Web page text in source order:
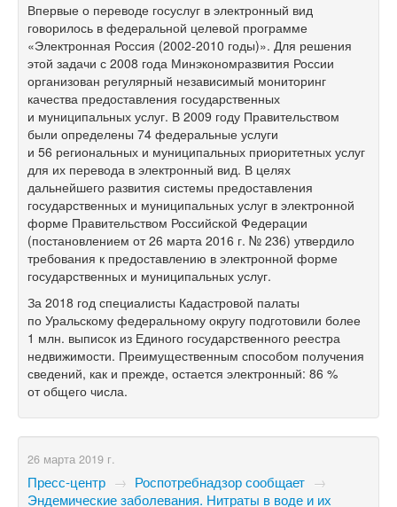
Впервые о переводе госуслуг в электронный вид
говорилось в федеральной целевой программе
«Электронная Россия (2002-2010 годы)». Для решения
этой задачи с 2008 года Минэкономразвития России
организован регулярный независимый мониторинг
качества предоставления государственных
и муниципальных услуг. В 2009 году Правительством
были определены 74 федеральные услуги
и 56 региональных и муниципальных приоритетных услуг
для их перевода в электронный вид. В целях
дальнейшего развития системы предоставления
государственных и муниципальных услуг в электронной
форме Правительством Российской Федерации
(постановлением от 26 марта 2016 г. № 236) утвердило
требования к предоставлению в электронной форме
государственных и муниципальных услуг.
За 2018 год специалисты Кадастровой палаты
по Уральскому федеральному округу подготовили более
1 млн. выписок из Единого государственного реестра
недвижимости. Преимущественным способом получения
сведений, как и прежде, остается электронный: 86 %
от общего числа.
26 марта 2019 г.
Пресс-центр → Роспотребнадзор сообщает →
Эндемические заболевания. Нитраты в воде и их